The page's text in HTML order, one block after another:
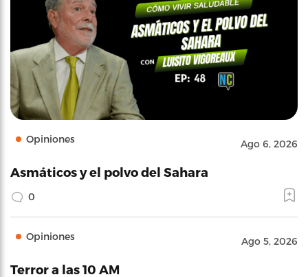
Opiniones Ago 6, 2026
Asmáticos y el polvo del Sahara
0
Opiniones Ago 5, 2026
Terror a las 10 AM